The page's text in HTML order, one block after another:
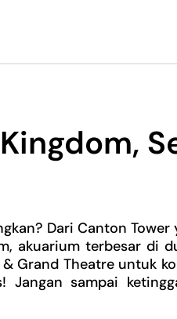
Dari Canton Tower
akuarium terbesar di
Grand Theatre untuk
sampai